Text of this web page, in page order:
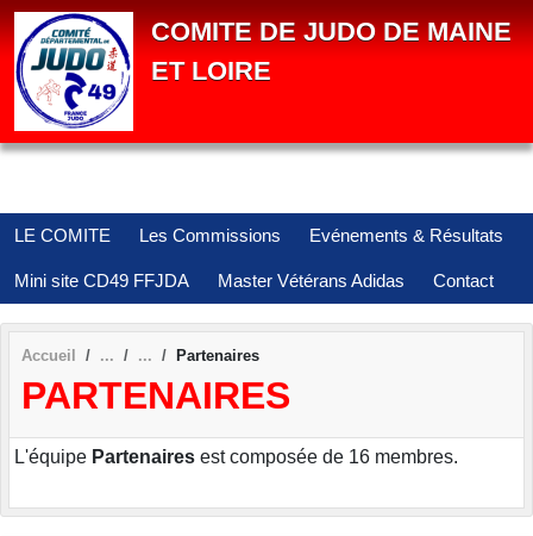
COMITE DE JUDO DE MAINE
ET LOIRE
LE COMITE Les Commissions Evénements & Résultats
Mini site CD49 FFJDA Master Vétérans Adidas Contact
Accueil Partenaires
PARTENAIRES
L'équipe Partenaires est composée de 16 membres.
Panneau de gestion des cookies